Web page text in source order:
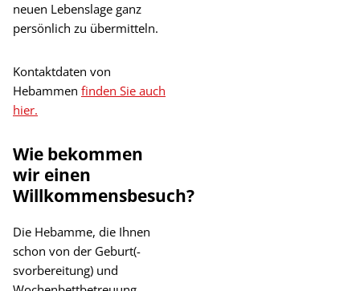
neuen Lebenslage ganz
persönlich zu übermitteln.
Kontaktdaten von
Hebammen finden Sie auch
hier.
Wie bekommen
wir einen
Willkommensbesuch?
Die Hebamme, die Ihnen
schon von der Geburt(-
svorbereitung) und